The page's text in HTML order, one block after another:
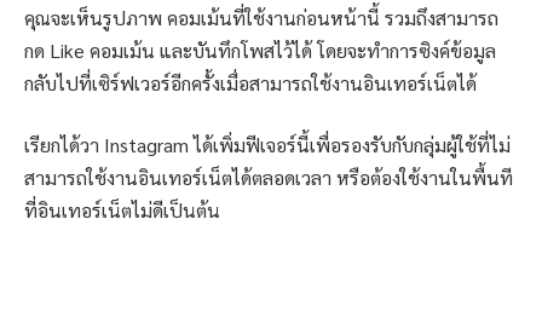
คุณจะเห็นรูปภาพ คอมเม้นที่ใช้งานก่อนหน้านี้ รวมถึงสามารถ
กด Like คอมเม้น และบันทึกโพสไว้ได้ โดยจะทำการซิงค์ข้อมูล
กลับไปที่เซิร์ฟเวอร์อีกครั้งเมื่อสามารถใช้งานอินเทอร์เน็ตได้
เรียกได้วา Instagram ได้เพิ่มฟีเจอร์นี้เพื่อรองรับกับกลุ่มผู้ใช้ที่ไม่
สามารถใช้งานอินเทอร์เน็ตได้ตลอดเวลา หรือต้องใช้งานในพื้นที
ที่อินเทอร์เน็ตไม่ดีเป็นต้น